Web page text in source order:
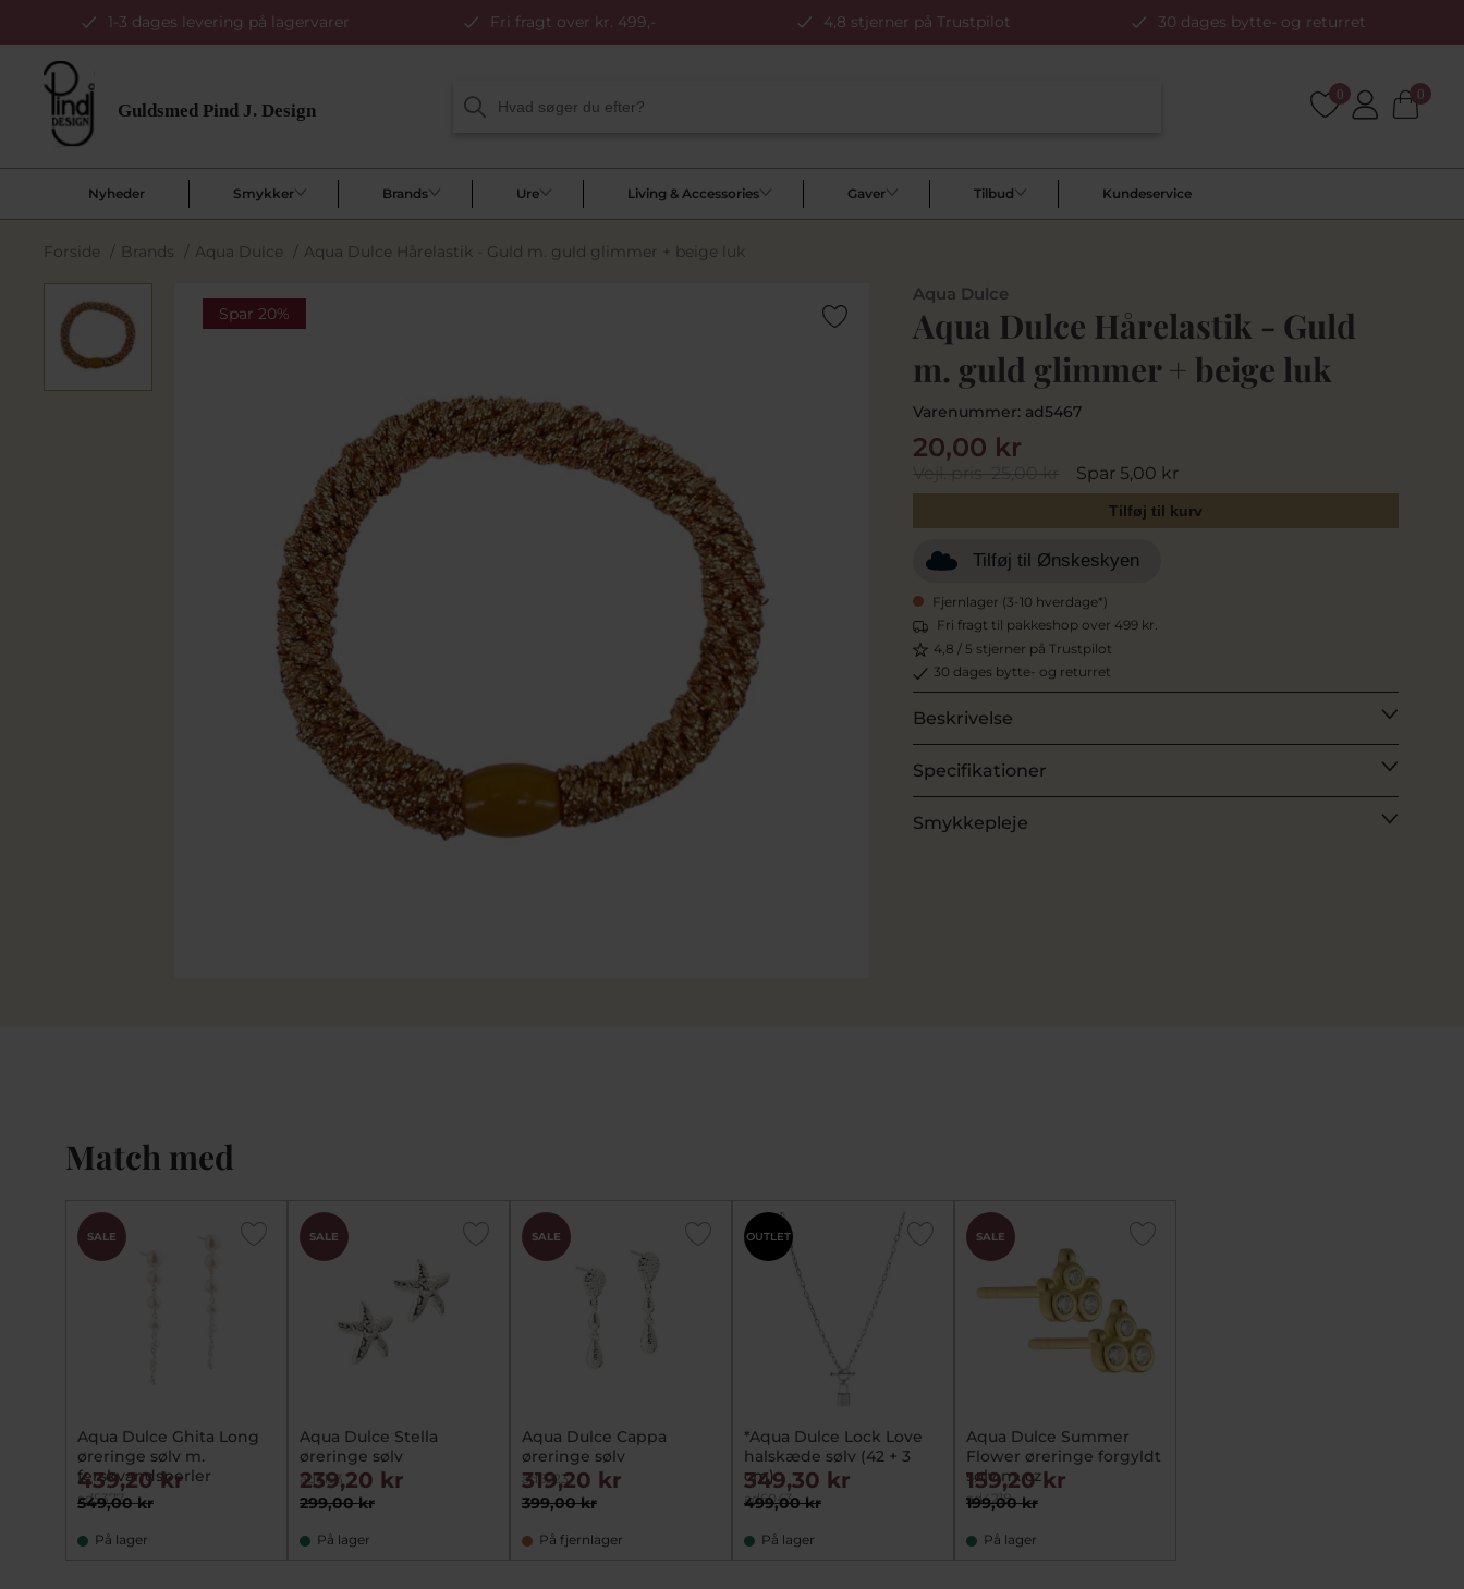
1-3 dages levering på lagervarer Fri fragt over kr. 499,- 4,8 stjerner på Trustpilot 30 dages bytte- og returret
0 0
Nyheder Smykker Brands Ure Living & Accessories Gaver Tilbud Kundeservice
Forside / Brands / Aqua Dulce / Aqua Dulce Hårelastik - Guld m. guld glimmer + beige luk
Spar 20%
Aqua Dulce
Aqua Dulce Hårelastik - Guld
m. guld glimmer + beige luk
Varenummer: ad5467
Vejl. pris25,00 kr Spar 5,00 kr
20,00 kr
Tilføj til kurv
Tilføj til Ønskeskyen
Fjernlager (3-10 hverdage*)
Fri fragt til pakkeshop over 499 kr.
4,8 / 5 stjerner på Trustpilot
30 dages bytte- og returret
Beskrivelse
Specifikationer
Smykkepleje
Match med
SALE
Aqua Dulce Ghita Long
øreringe sølv m.
ferskvandsperler
ad5377
549,00 kr
439,20 kr
På lager
SALE
Aqua Dulce Stella
øreringe sølv
ad6153
299,00 kr
239,20 kr
På lager
SALE
Aqua Dulce Cappa
øreringe sølv
ad6223
399,00 kr
319,20 kr
På fjernlager
OUTLET
*Aqua Dulce Lock Love
halskæde sølv (42 + 3
cm)
ad6043
499,00 kr
349,30 kr
På lager
SALE
Aqua Dulce Summer
Flower øreringe forgyldt
sølv m. cz
ad4218
199,00 kr
159,20 kr
På lager